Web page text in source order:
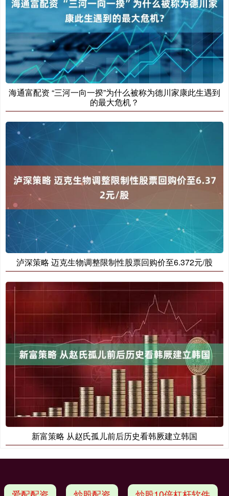
海通富配资 “三河一向一揆”为什么被称为德川家康此生遇到
的最大危机？
泸深策略 迈克生物调整限制性股票回购价至6.372元/股
新富策略 从赵氏孤儿前后历史看韩厥建立韩国